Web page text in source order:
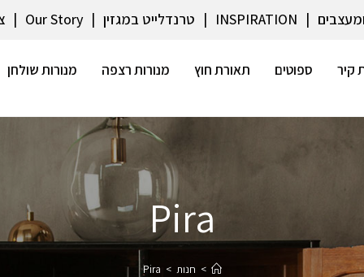
INSPIRATION טרנדלייט במגזין Our Story
קיר ספוטים תאורת חוץ מנורות רצפה מנורות שולחן
Pira
> חנות >
Pira